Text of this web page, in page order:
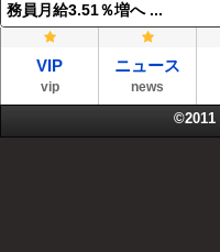
務員月給3.51％増へ ...
VIP
vip
ニュース
news
©2011